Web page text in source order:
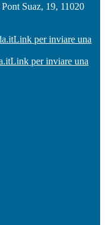
Suaz, 19, 11020
Link per inviare una
Link per inviare una